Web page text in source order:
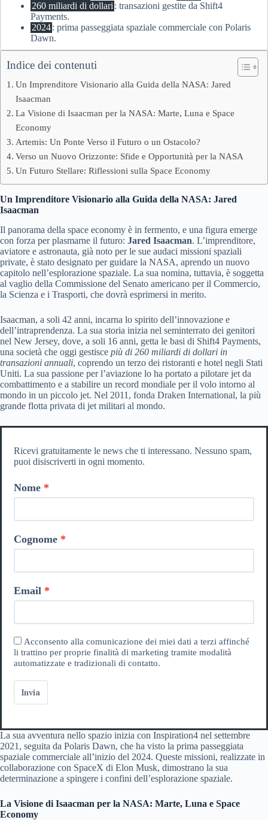
260 miliardi di dollari : transazioni gestite da Shift4
Payments.
2024: prima passeggiata spaziale commerciale con Polaris
Dawn.
Indice dei contenuti
Un Imprenditore Visionario alla Guida della NASA: Jared
Isaacman
La Visione di Isaacman per la NASA: Marte, Luna e Space
Economy
Artemis: Un Ponte Verso il Futuro o un Ostacolo?
Verso un Nuovo Orizzonte: Sfide e Opportunità per la NASA
Un Futuro Stellare: Riflessioni sulla Space Economy
Un Imprenditore Visionario alla Guida della NASA: Jared
Isaacman
Il panorama della space economy è in fermento, e una figura emerge
con forza per plasmarne il futuro: Jared Isaacman. L’imprenditore,
aviatore e astronauta, già noto per le sue audaci missioni spaziali
private, è stato designato per guidare la NASA, aprendo un nuovo
capitolo nell’esplorazione spaziale. La sua nomina, tuttavia, è soggetta
al vaglio della Commissione del Senato americano per il Commercio,
la Scienza e i Trasporti, che dovrà esprimersi in merito.
Isaacman, a soli 42 anni, incarna lo spirito dell’innovazione e
dell’intraprendenza. La sua storia inizia nel seminterrato dei genitori
nel New Jersey, dove, a soli 16 anni, getta le basi di Shift4 Payments,
una società che oggi gestisce più di 260 miliardi di dollari in
transazioni annuali, coprendo un terzo dei ristoranti e hotel negli Stati
Uniti. La sua passione per l’aviazione lo ha portato a pilotare jet da
combattimento e a stabilire un record mondiale per il volo intorno al
mondo in un piccolo jet. Nel 2011, fonda Draken International, la più
grande flotta privata di jet militari al mondo.
Ricevi gratuitamente le news che ti interessano. Nessuno spam,
puoi disiscriverti in ogni momento.
Nome
Cognome
Email
Acconsento alla comunicazione dei miei dati a terzi affinché
li trattino per proprie finalità di marketing tramite modalità
automatizzate e tradizionali di contatto.
Invia
La sua avventura nello spazio inizia con Inspiration4 nel settembre
2021, seguita da Polaris Dawn, che ha visto la prima passeggiata
spaziale commerciale all’inizio del 2024. Queste missioni, realizzate in
collaborazione con SpaceX di Elon Musk, dimostrano la sua
determinazione a spingere i confini dell’esplorazione spaziale.
La Visione di Isaacman per la NASA: Marte, Luna e Space
Economy